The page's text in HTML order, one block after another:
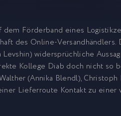
Förderband eines
des Online-
widersprüchliche
Kollege Diab doch nicht so
(Annika Blendl),
Lieferroute Kontakt zu